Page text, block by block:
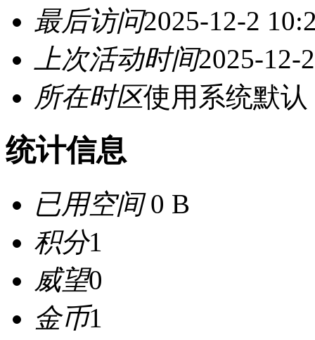
最后访问2025-12-2
上次活动时间2025-12-
所在时区使用系统默认
统计信息
已用空间0 B
积分1
威望0
金币1